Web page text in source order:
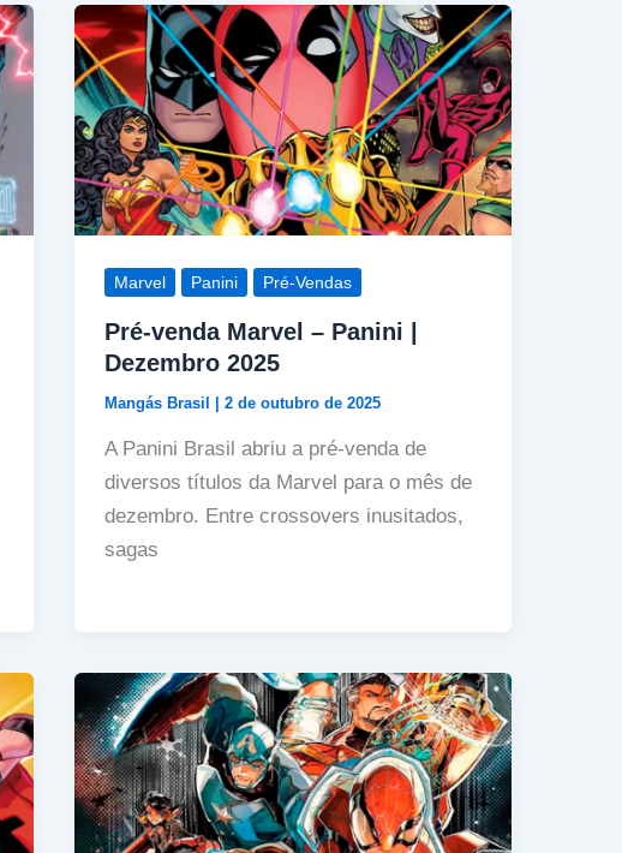
Marvel Panini Pré-Vendas
Pré-venda Marvel – Panini |
Dezembro 2025
Mangás Brasil |2 de outubro de 2025
A Panini Brasil abriu a pré-venda de
diversos títulos da Marvel para o mês de
dezembro. Entre crossovers inusitados,
sagas